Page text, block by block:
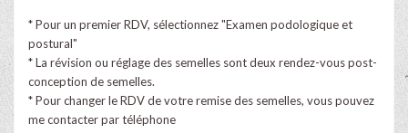
* Pour un premier RDV, sélectionnez "Examen podologique et
postural"
* La révision ou réglage des semelles sont deux rendez-vous post-
conception de semelles.
* Pour changer le RDV de votre remise des semelles, vous pouvez
me contacter par téléphone